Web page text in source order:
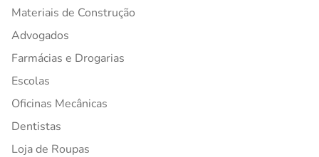
Materiais de Construção
Advogados
Farmácias e Drogarias
Escolas
Oficinas Mecânicas
Dentistas
Loja de Roupas